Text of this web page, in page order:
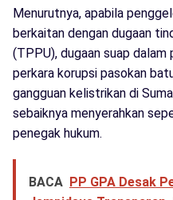
Menurutnya, apabila
berkaitan dengan dugaan
(TPPU), dugaan suap dalam
perkara korupsi pasokan
gangguan kelistrikan di
sebaiknya menyerahkan
penegak hukum.
BACA PP GPA Desak